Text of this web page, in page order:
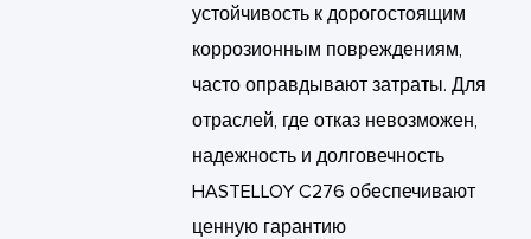
устойчивость к дорогостоящим
коррозионным повреждениям,
часто оправдывают затраты. Для
отраслей, где отказ невозможен,
надежность и долговечность
HASTELLOY C276 обеспечивают
ценную гарантию